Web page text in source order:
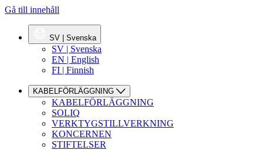
Gå till innehåll
SV | Svenska
SV | Svenska
EN | English
FI | Finnish
KABELFÖRLÄGGNING
KABELFÖRLÄGGNING
SOLIQ
VERKTYGSTILLVERKNING
KONCERNEN
STIFTELSER